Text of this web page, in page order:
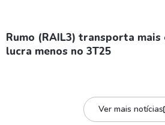
Rumo (RAIL3) transporta mais
lucra menos no 3T25
Ver mais notícias